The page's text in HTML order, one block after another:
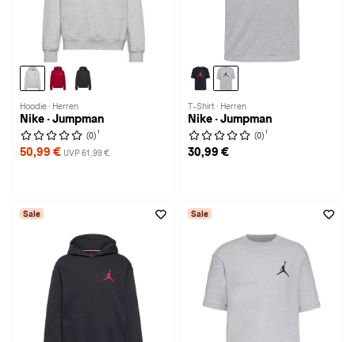
Hoodie · Herren
Nike · Jumpman
(0) 1
50,99 € UVP 61,99 €
T-Shirt · Herren
Nike · Jumpman
(0) 1
30,99 €
Sale Sale